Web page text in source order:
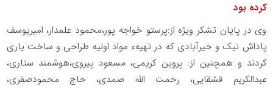
کرده بود
وی در پایان تشکر ویژه از:پرستو خواجه پور،محمود علمدار، امیریوسف
پاداش نیک و خیرآبادی که در تهیهء مواد اولیه طراحی و ساخت یاری
کردند و همچنین از: پروین کریمی، مسعود پیروی،هوشمند ستاری،
عبدالکریم قشقایی، رحمت الله صمدی، حاج محمودصفری،